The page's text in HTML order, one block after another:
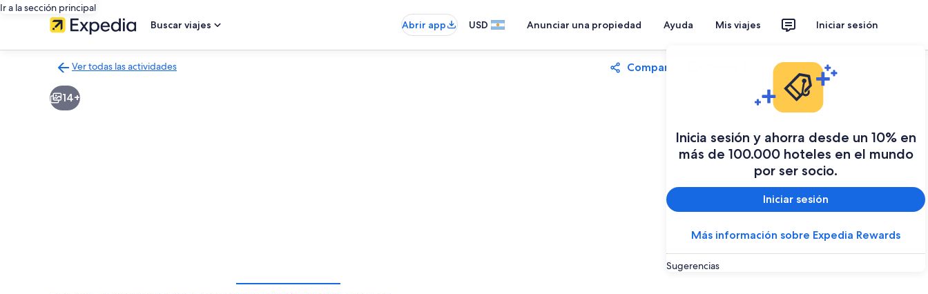
Ir a la sección principal
Buscar viajes
Abrir app USD Anunciar una propiedad Ayuda Mis viajes Iniciar sesión
Inicia sesión y ahorra desde un 10% en
más de 100.000 hoteles en el mundo
por ser socio.
Iniciar sesión
Más información sobre Expedia Rewards
Sugerencias
Ver todas las actividades
a
la
Compartir
14+